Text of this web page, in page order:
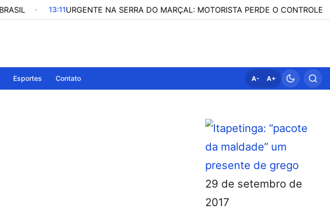
13:11 URGENTE NA SERRA DO MARÇAL: MOTORISTA PERDE O CONTROLE E
Esportes Contato A- A+
29 de setembro de
2017